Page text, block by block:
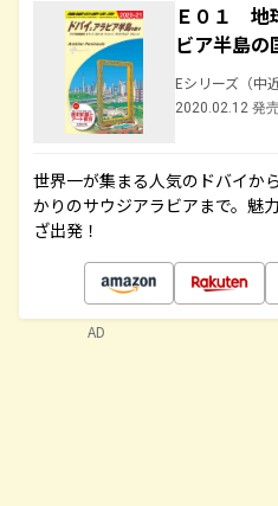
Ｅ０１ 地
ビア半島
Eシリーズ（中
2020.02.12 発
世界一が集まる人気のドバイか
かりのサウジアラビアまで。魅
ざ出発！
AD